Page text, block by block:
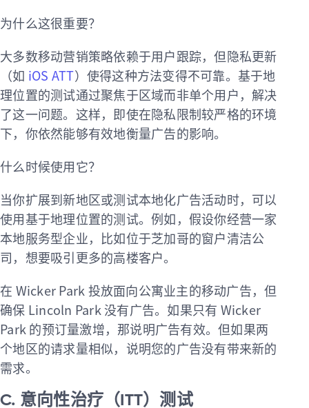
为什么这很重要？
大多数移动营销策略依赖于用户跟踪，但隐私更新
（如 iOS ATT）使得这种方法变得不可靠。基于地
理位置的测试通过聚焦于区域而非单个用户，解决
了这一问题。这样，即使在隐私限制较严格的环境
下，你依然能够有效地衡量广告的影响。
什么时候使用它？
当你扩展到新地区或测试本地化广告活动时，可以
使用基于地理位置的测试。例如，假设你经营一家
本地服务型企业，比如位于芝加哥的窗户清洁公
司，想要吸引更多的高楼客户。
在 Wicker Park 投放面向公寓业主的移动广告，但
确保 Lincoln Park 没有广告。如果只有 Wicker
Park 的预订量激增，那说明广告有效。但如果两
个地区的请求量相似，说明您的广告没有带来新的
需求。
C. 意向性治疗（ITT）测试